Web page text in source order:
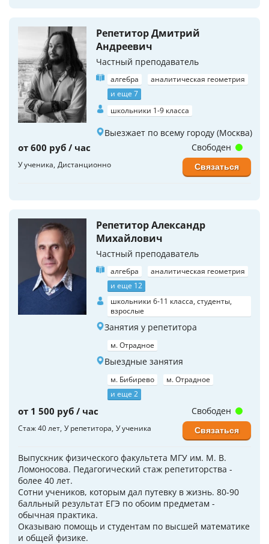
Репетитор Дмитрий
Андреевич
Частный преподаватель
алгебра
аналитическая геометрия
и еще 7
школьники 1-9 класса
Выезжает по всему городу (Москва)
от 600 руб / час
У ученика Дистанционно
Свободен
Связаться
Репетитор Александр
Михайлович
Частный преподаватель
алгебра
аналитическая геометрия
и еще 12
школьники 6-11 класса, студенты,
взрослые
Занятия у репетитора
м. Отрадное
Выездные занятия
м. Бибирево
м. Отрадное
и еще 2
от 1 500 руб / час
Стаж 40 лет У репетитора У ученика
Выпускник физического факультета МГУ им. М. В.
Ломоносова. Педагогический стаж репетиторства -
более 40 лет.
Сотни учеников, которым дал путевку в жизнь. 80-90
балльный результат ЕГЭ по обоим предметам -
обычная практика.
Оказываю помощь и студентам по высшей математике
и общей физике.
Свободен
Связаться